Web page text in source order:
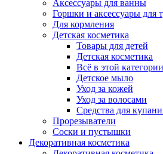
Аксессуары для ванны
Горшки и аксессуары для
Для кормления
Детская косметика
Товары для детей
Детская косметика
Всё в этой категории
Детское мыло
Уход за кожей
Уход за волосами
Средства для
Прорезыватели
Соски и пустышки
Декоративная косметика